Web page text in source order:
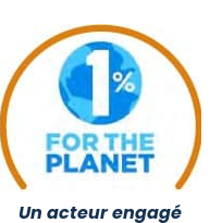
Un acteur engagé